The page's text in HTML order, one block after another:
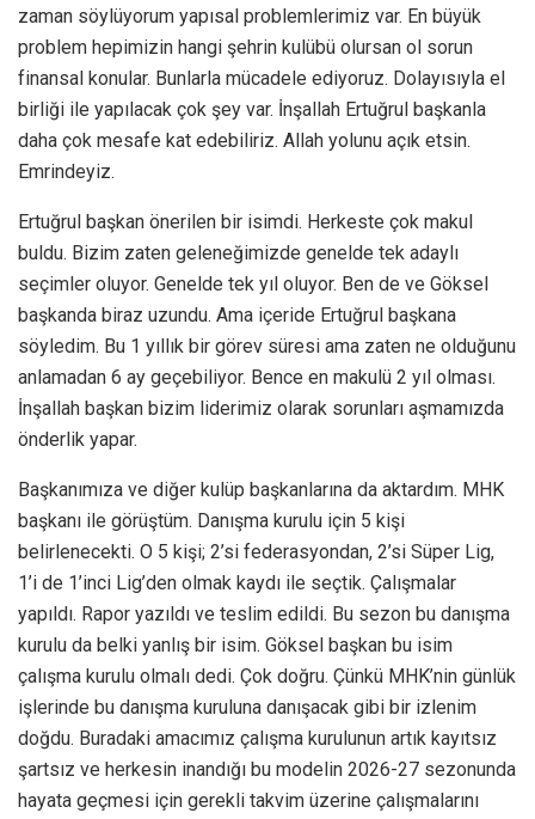
zaman söylüyorum yapısal problemlerimiz var. En büyük
problem hepimizin hangi şehrin kulübü olursan ol sorun
finansal konular. Bunlarla mücadele ediyoruz. Dolayısıyla el
birliği ile yapılacak çok şey var. İnşallah Ertuğrul başkanla
daha çok mesafe kat edebiliriz. Allah yolunu açık etsin.
Emrindeyiz.
Ertuğrul başkan önerilen bir isimdi. Herkeste çok makul
buldu. Bizim zaten geleneğimizde genelde tek adaylı
seçimler oluyor. Genelde tek yıl oluyor. Ben de ve Göksel
başkanda biraz uzundu. Ama içeride Ertuğrul başkana
söyledim. Bu 1 yıllık bir görev süresi ama zaten ne olduğunu
anlamadan 6 ay geçebiliyor. Bence en makulü 2 yıl olması.
İnşallah başkan bizim liderimiz olarak sorunları aşmamızda
önderlik yapar.
Başkanımıza ve diğer kulüp başkanlarına da aktardım. MHK
başkanı ile görüştüm. Danışma kurulu için 5 kişi
belirlenecekti. O 5 kişi; 2’si federasyondan, 2’si Süper Lig,
1’i de 1’inci Lig’den olmak kaydı ile seçtik. Çalışmalar
yapıldı. Rapor yazıldı ve teslim edildi. Bu sezon bu danışma
kurulu da belki yanlış bir isim. Göksel başkan bu isim
çalışma kurulu olmalı dedi. Çok doğru. Çünkü MHK’nin günlük
işlerinde bu danışma kuruluna danışacak gibi bir izlenim
doğdu. Buradaki amacımız çalışma kurulunun artık kayıtsız
şartsız ve herkesin inandığı bu modelin 2026-27 sezonunda
hayata geçmesi için gerekli takvim üzerine çalışmalarını